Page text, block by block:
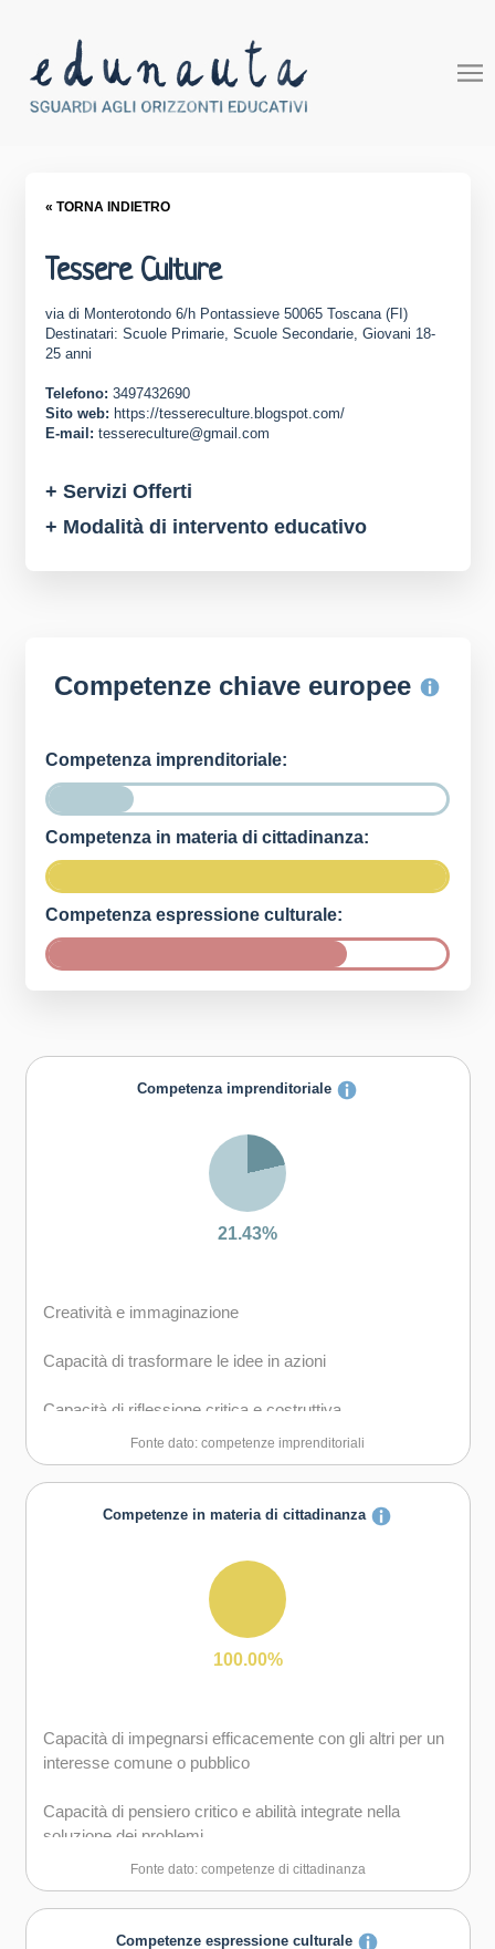
« TORNA INDIETRO
Tessere Culture
via di Monterotondo 6/h Pontassieve 50065 Toscana (FI)
Destinatari: Scuole Primarie, Scuole Secondarie, Giovani 18-
25 anni
Telefono: 3497432690
Sito web: https://tessereculture.blogspot.com/
E-mail: tessereculture@gmail.com
+ Servizi Offerti
+ Modalità di intervento educativo
Competenze chiave europee
Competenza imprenditoriale:
Competenza in materia di cittadinanza:
Competenza espressione culturale:
Competenza imprenditoriale
21.43%
Creatività e immaginazione
Capacità di trasformare le idee in azioni
Capacità di riflessione critica e costruttiva
Fonte dato: competenze imprenditoriali
Competenze in materia di cittadinanza
100.00%
Capacità di impegnarsi efficacemente con gli altri per un
interesse comune o pubblico
Capacità di pensiero critico e abilità integrate nella
soluzione dei problemi
Fonte dato: competenze di cittadinanza
Competenze espressione culturale